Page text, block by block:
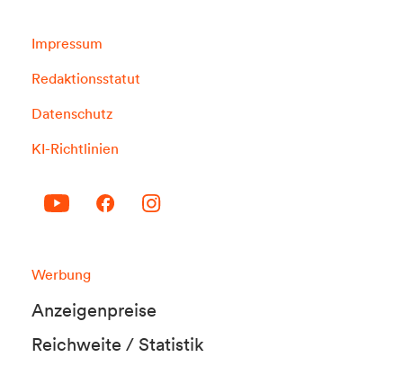
Impressum
Redaktionsstatut
Datenschutz
KI-Richtlinien
Werbung
Anzeigenpreise
Reichweite / Statistik